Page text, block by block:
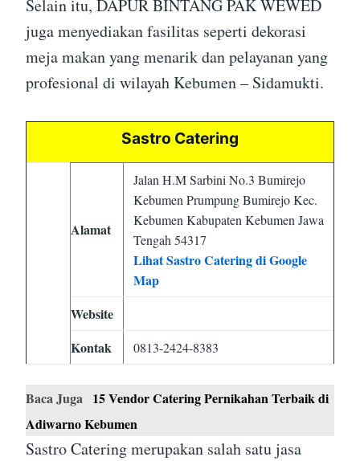
Selain itu, DAPUR BINTANG PAK WEWED
juga menyediakan fasilitas seperti dekorasi
meja makan yang menarik dan pelayanan yang
profesional di wilayah Kebumen – Sidamukti.
Sastro Catering
Alamat
Jalan H.M Sarbini No.3 Bumirejo
Kebumen Prumpung Bumirejo Kec.
Kebumen Kabupaten Kebumen Jawa
Tengah 54317
Lihat Sastro Catering di Google
Map
Website
Kontak
0813-2424-8383
Baca Juga 15 Vendor Catering Pernikahan Terbaik di
Adiwarno Kebumen
Sastro Catering merupakan salah satu jasa